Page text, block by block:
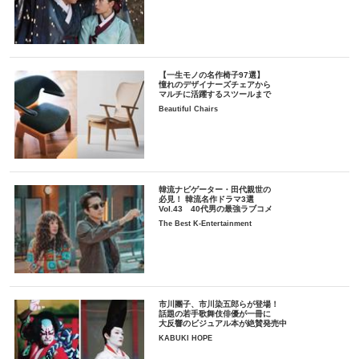
【一生モノの名作椅子97選】
憧れのデザイナーズチェアから
マルチに活躍するスツールまで
Beautiful Chairs
韓流ナビゲーター・田代親世の
必見！ 韓流名作ドラマ3選
Vol.43 40代男の最強ラブコメ
The Best K-Entertainment
市川團子、市川染五郎らが登場！
話題の若手歌舞伎俳優が一冊に
大反響のビジュアル本が絶賛発売中
KABUKI HOPE